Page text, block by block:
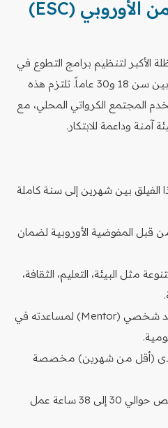
برامج فيلق التضامن الأوروبي (ESC)
الأكبر لتنظيم برامج التطوع في
كرواتيا، حيث يستهدف الشباب بين سن 18 و30 عاماً. تلتزم هذه
المجتمع الكرواتي المحلي، مع
وداعمة للابتكار.
الفيلق بين شهرين إلى سنة كاملة
قبل المفوضية الأوروبية لضمان
مثل البيئة، التعليم، الثقافة،
يحصل المتطوع على مرشد شخصي (Mentor) لمساعدته في
(أقل من شهرين) مخصصة
يطلب من المتطوع تخصيص حوالي 30 إلى 38 ساعة عمل